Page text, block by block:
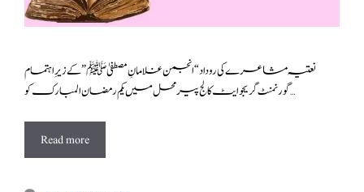
نعتیہ مشاعرے کی روداد “انجمن غلامانِ مصطفیٰ ﷺ” کے زیرِ اہتمام
گورنمنٹ گریجوایٹ کالج پیرمحل میں یکم رمضان المبارک کو …
Read more